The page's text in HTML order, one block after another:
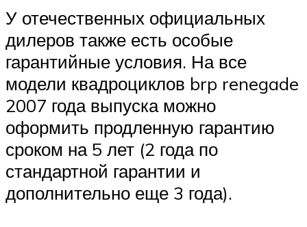
У отечественных официальных
дилеров также есть особые
гарантийные условия. На все
модели квадроциклов brp renegade
2007 года выпуска можно
оформить продленную гарантию
сроком на 5 лет (2 года по
стандартной гарантии и
дополнительно еще 3 года).